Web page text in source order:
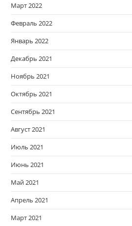
Март 2022
Февраль 2022
Январь 2022
Декабрь 2021
Ноябрь 2021
Октябрь 2021
Сентябрь 2021
Август 2021
Июль 2021
Июнь 2021
Май 2021
Апрель 2021
Март 2021